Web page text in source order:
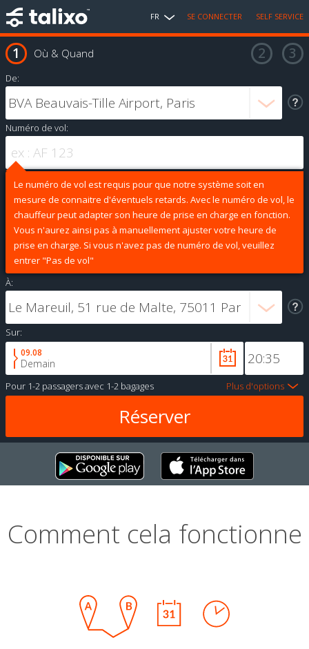
FR SE CONNECTER SELF SERVICE
Où & Quand
De:
Numéro de vol:
Le numéro de vol est requis pour que notre système soit en
mesure de connaitre d'éventuels retards. Avec le numéro de vol, le
chauffeur peut adapter son heure de prise en charge en fonction.
Vous n'aurez ainsi pas à manuellement ajuster votre heure de
prise en charge. Si vous n'avez pas de numéro de vol, veuillez
entrer "Pas de vol"
À:
Sur:
09.08
Demain
Pour 1-2 passagersavec 1-2 bagages Plus d'options
Comment cela fonctionne